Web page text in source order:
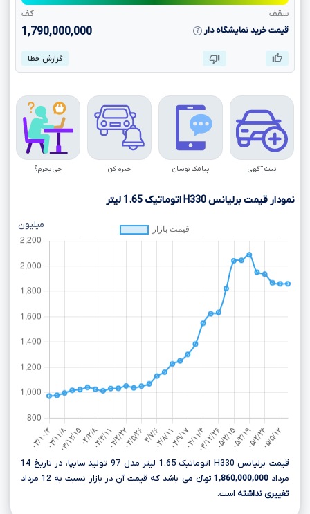
سقف
کف
قیمت خرید نمایشگاه دار
1,790,000,000
گزارش خطا
ثبت آگهی پیامک نوسان خبرم کن چی بخرم؟
نمودار قیمت برلیانسH330اتوماتیک 1.65 لیتر
میلیون
قیمت برلیانس H330 اتوماتیک 1.65 لیتر مدل 97 تولید سایپا، در تاریخ 14
مرداد1,860,000,000 تومانءءء می باشد که قیمت آن در بازار نسبت به 12 مرداد
تغییری نداشته است.